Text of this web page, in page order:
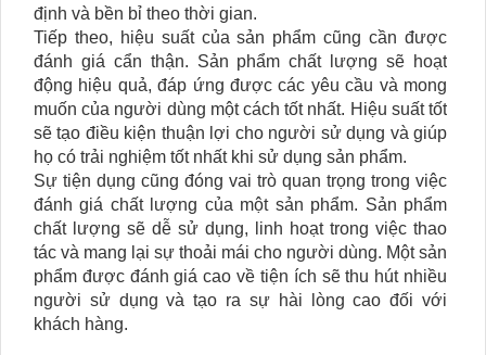
định và bền bỉ theo thời gian.
Tiếp theo, hiệu suất của sản phẩm cũng cần được
đánh giá cẩn thận. Sản phẩm chất lượng sẽ hoạt
động hiệu quả, đáp ứng được các yêu cầu và mong
muốn của người dùng một cách tốt nhất. Hiệu suất tốt
sẽ tạo điều kiện thuận lợi cho người sử dụng và giúp
họ có trải nghiệm tốt nhất khi sử dụng sản phẩm.
Sự tiện dụng cũng đóng vai trò quan trọng trong việc
đánh giá chất lượng của một sản phẩm. Sản phẩm
chất lượng sẽ dễ sử dụng, linh hoạt trong việc thao
tác và mang lại sự thoải mái cho người dùng. Một sản
phẩm được đánh giá cao về tiện ích sẽ thu hút nhiều
người sử dụng và tạo ra sự hài lòng cao đối với
khách hàng.